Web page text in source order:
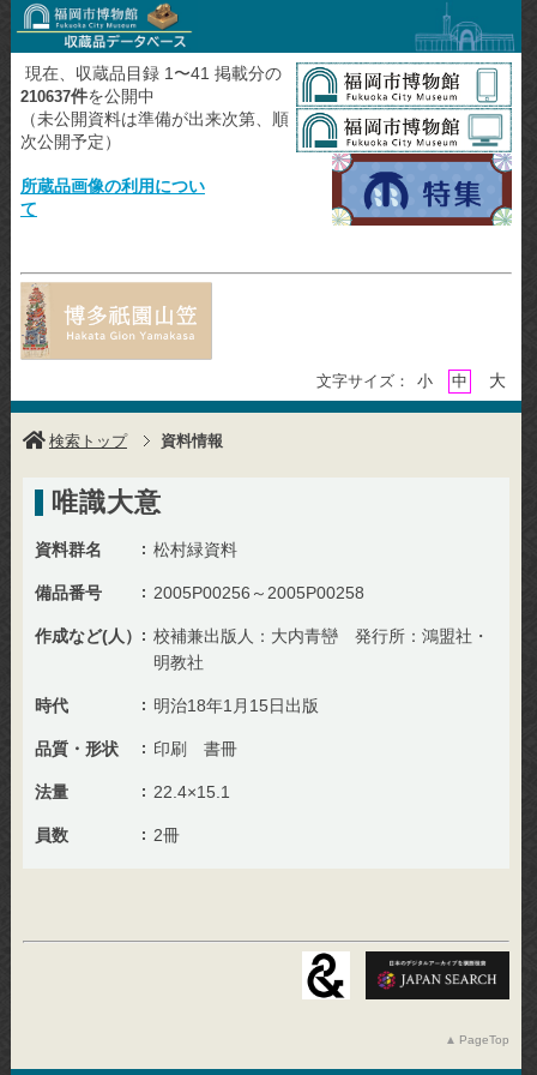
現在、収蔵品目録 1〜41 掲載分の
210637件を公開中
（未公開資料は準備が出来次第、順
次公開予定）
所蔵品画像の利用につい
て
文字サイズ： 小 中 大
検索トップ 資料情報
唯識大意
資料群名 松村緑資料
備品番号 2005P00256～2005P00258
作成など(人）
校補兼出版人：大内青巒 発行所：鴻盟社・
明教社
時代 明治18年1月15日出版
品質・形状 印刷 書冊
法量 22.4×15.1
員数 2冊
PageTop